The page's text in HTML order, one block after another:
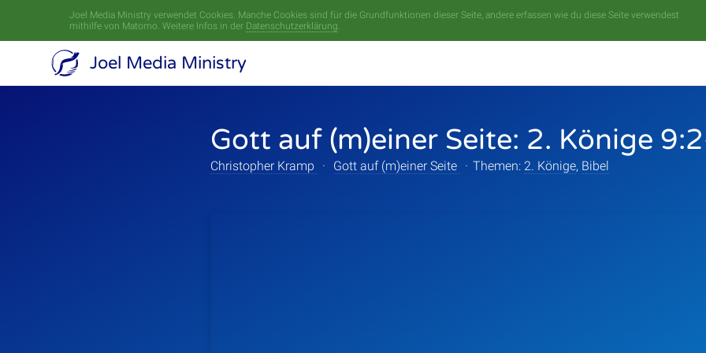
Joel Media Ministry verwendet Cookies. Manche Cookies sind für die Grundfunktionen dieser Seite, andere erfassen wie du diese Seite verwendest
mithilfe von Matomo. Weitere Infos in der Datenschutzerklärung.
Joel Media Ministry
Gott auf (m)einer Seite: 2. Könige
Christopher Kramp · Gott auf (m)einer Seite · Themen: 2. Könige, Bibel